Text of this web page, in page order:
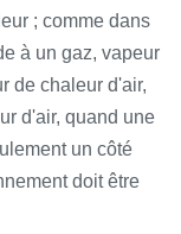
; comme dans
à un gaz, vapeur
de chaleur d'air,
d'air, quand une
un côté
doit être